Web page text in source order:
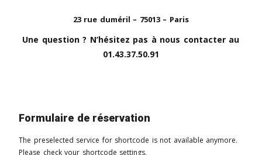
23 rue duméril – 75013 – Paris
Une question ? N’hésitez pas à nous contacter au
01.43.37.50.91
Formulaire de réservation
The preselected service for shortcode is not available anymore.
Please check your shortcode settings.